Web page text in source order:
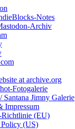
Notes
Archiv
at archive.org
Fotogalerie
Santana Jimny Galerie
Impressum
Richtlinie (EU)
(US)